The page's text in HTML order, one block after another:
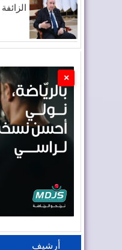
الزائفة
×
أرشيف